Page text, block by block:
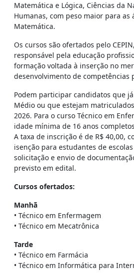
Matemática e Lógica, Ciências da
Humanas, com peso maior para as
Matemática.
Os cursos são ofertados pelo
responsável pela educação
formação voltada à inserção no
desenvolvimento de competências
Podem participar candidatos que
Médio ou que estejam
2026. Para o curso Técnico em
idade mínima de 16 anos
A taxa de inscrição é de R$ 40,00,
isenção para estudantes de
solicitação e envio de
previsto em edital.
Cursos ofertados:
Manhã
• Técnico em Enfermagem
• Técnico em Mecatrônica
Tarde
• Técnico em Farmácia
• Técnico em Informática para